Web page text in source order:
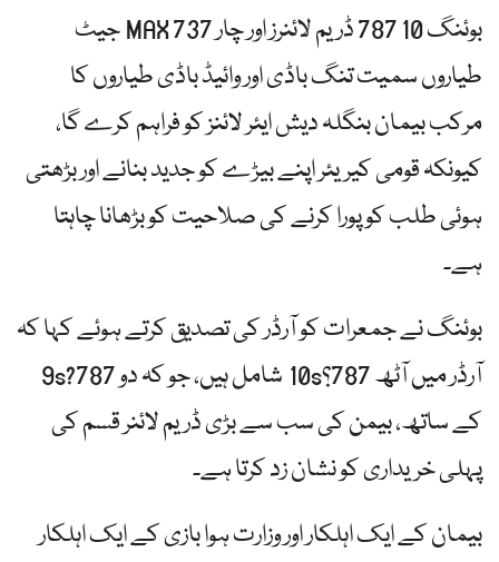
بوئنگ 10 787 ڈریم لائنرز اور چار 737 MAX جیٹ
طیاروں سمیت تنگ باڈی اور وائیڈ باڈی طیاروں کا
مرکب بیمان بنگلہ دیش ایئر لائنز کو فراہم کرے گا،
کیونکہ قومی کیریئر اپنے بیڑے کو جدید بنانے اور بڑھتی
ہوئی طلب کو پورا کرنے کی صلاحیت کو بڑھانا چاہتا
ہے۔
بوئنگ نے جمعرات کو آرڈر کی تصدیق کرتے ہوئے کہا کہ
آرڈر میں آٹھ 787؟10s شامل ہیں، جو کہ دو 787?9s
کے ساتھ، بیمن کی سب سے بڑی ڈریم لائنر قسم کی
پہلی خریداری کو نشان زد کرتا ہے۔
بیمان کے ایک اہلکار اور وزارت ہوا بازی کے ایک اہلکار